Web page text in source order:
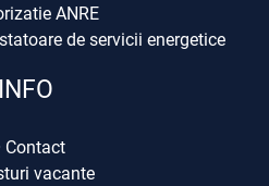
ANRE
de servicii energetice
INFO
Contact
vacante